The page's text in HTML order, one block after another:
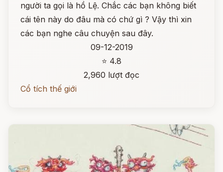
người ta gọi là hồ Lệ. Chắc các bạn không biết
cái tên này do đâu mà có chứ gì ? Vậy thì xin
các bạn nghe câu chuyện sau đây.
09-12-2019
⭐ 4.8
2,960 lượt đọc
Cổ tích thế giới